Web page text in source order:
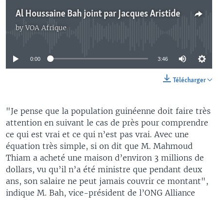
Al Houssaine Bah joint par Jacques Aristide
byVOA Afrique
No media source currently available
0:00 3:46
Télécharger
"Je pense que la population guinéenne doit faire très
attention en suivant le cas de près pour comprendre
ce qui est vrai et ce qui n’est pas vrai. Avec une
équation très simple, si on dit que M. Mahmoud
Thiam a acheté une maison d’environ 3 millions de
dollars, vu qu’il n’a été ministre que pendant deux
ans, son salaire ne peut jamais couvrir ce montant",
indique M. Bah, vice-président de l’ONG Alliance